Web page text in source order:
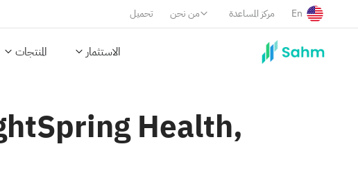
تحميل من نحن مركز المساعدة En
الاستثمار المنتجات
Health,